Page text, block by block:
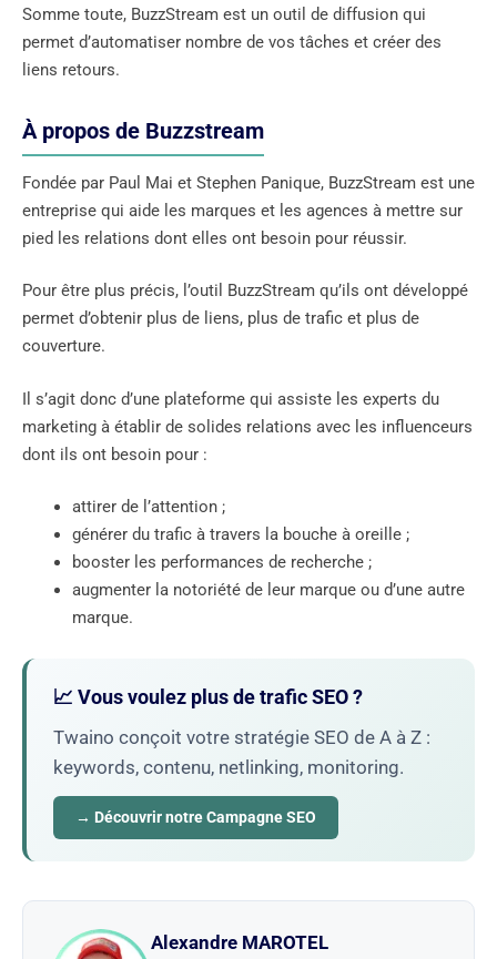
Somme toute, BuzzStream est un outil de diffusion qui
permet d’automatiser nombre de vos tâches et créer des
liens retours.
À propos de Buzzstream
Fondée par Paul Mai et Stephen Panique, BuzzStream est une
entreprise qui aide les marques et les agences à mettre sur
pied les relations dont elles ont besoin pour réussir.
Pour être plus précis, l’outil BuzzStream qu’ils ont développé
permet d’obtenir plus de liens, plus de trafic et plus de
couverture.
Il s’agit donc d’une plateforme qui assiste les experts du
marketing à établir de solides relations avec les influenceurs
dont ils ont besoin pour :
attirer de l’attention ;
générer du trafic à travers la bouche à oreille ;
booster les performances de recherche ;
augmenter la notoriété de leur marque ou d’une autre
marque.
📈 Vous voulez plus de trafic SEO ?
Twaino conçoit votre stratégie SEO de A à Z :
keywords, contenu, netlinking, monitoring.
→ Découvrir notre Campagne SEO
Alexandre MAROTEL